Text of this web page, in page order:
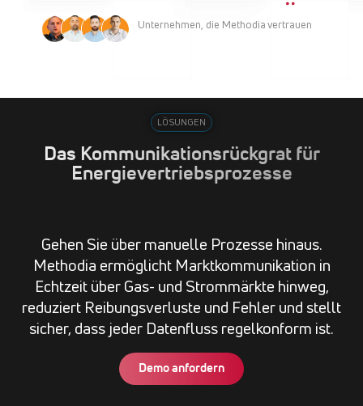
Unternehmen, die Methodia vertrauen
LÖSUNGEN
Das Kommunikationsrückgrat für
Energievertriebsprozesse
Gehen Sie über manuelle Prozesse hinaus.
Methodia ermöglicht Marktkommunikation in
Echtzeit über Gas- und Strommärkte hinweg,
reduziert Reibungsverluste und Fehler und stellt
sicher, dass jeder Datenfluss regelkonform ist.
Demo anfordern